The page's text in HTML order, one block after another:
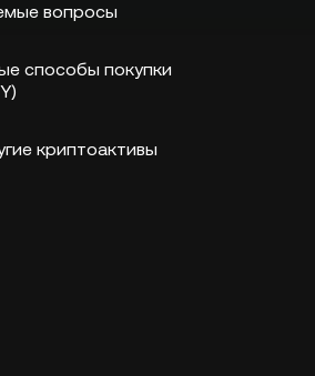
вопросы
способы покупки
криптоактивы